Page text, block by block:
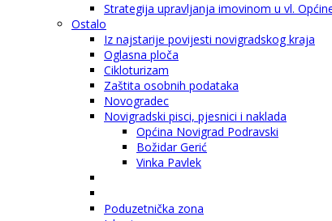
Strategija upravljanja imovinom u vl.
Ostalo
Iz najstarije povijesti novigradskog kraja
Oglasna ploča
Cikloturizam
Zaštita osobnih podataka
Novogradec
Novigradski pisci, pjesnici i naklada
Općina Novigrad Podravski
Božidar Gerić
Vinka Pavlek
Poduzetnička zona